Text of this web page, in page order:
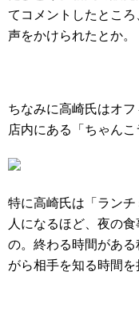
てコメントしたとこ
声をかけられたとか。
ちなみに高崎氏はオ
店内にある「ちゃんこ
特に高崎氏は「ラン
人になるほど、夜の
の。終わる時間があ
がら相手を知る時間を